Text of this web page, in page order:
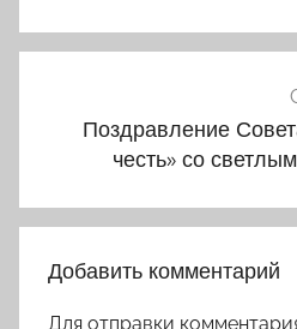
Поздравление
честь» со
Добавить комментарий
Для отправки